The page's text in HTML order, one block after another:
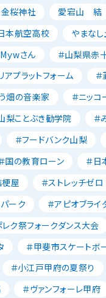
金桜神社 愛宕山 結
本航空高校 やまな
ｙwさん ＃山梨県赤
プラットフォーム
畑の音楽家 ＃ニッコ
梨ことぶき勧学院 ＃
＃フードバンク山梨
国の教育ローン ＃日
梗屋 ＃ストレッチゼロ
ーク ＃アピオブライ
レク祭フォークダンス大会
＃甲斐市スケートボ
＃小江戸甲府の夏祭り
＃ヴァンフォーレ甲府